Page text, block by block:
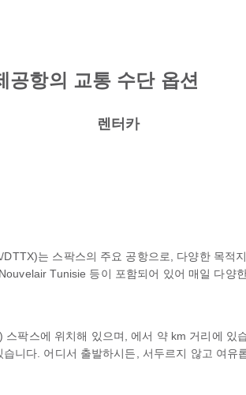
공항의 교통 수단 옵션
렌터카
DTTX)는 스팍스의 주요 공항으로, 다양한 목
Tunisie 등이 포함되어 있어 매일 다양
스팍스에 위치해 있으며, 에서 약 km 거리에
니다. 어디서 출발하시든, 서두르지 않고 여유